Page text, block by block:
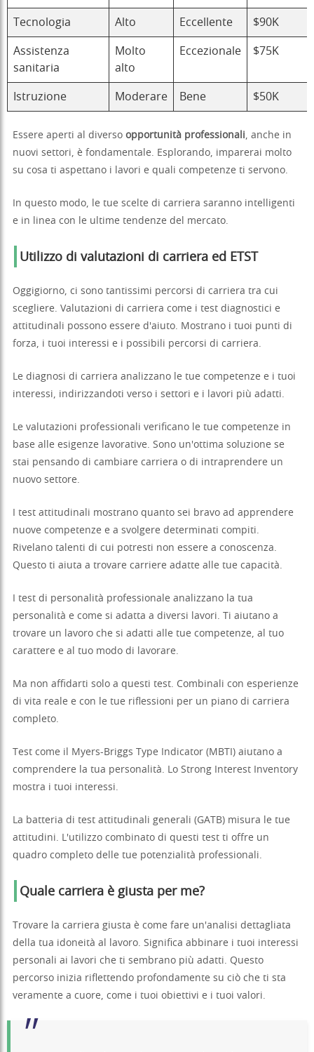
Tecnologia Alto Eccellente $90K
Assistenza
sanitaria
Molto
alto
Eccezionale $75K
Istruzione Moderare Bene $50K
Essere aperti al diverso opportunità professionali, anche in
nuovi settori, è fondamentale. Esplorando, imparerai molto
su cosa ti aspettano i lavori e quali competenze ti servono.
In questo modo, le tue scelte di carriera saranno intelligenti
e in linea con le ultime tendenze del mercato.
Utilizzo di valutazioni di carriera ed ETST
Oggigiorno, ci sono tantissimi percorsi di carriera tra cui
scegliere. Valutazioni di carriera come i test diagnostici e
attitudinali possono essere d'aiuto. Mostrano i tuoi punti di
forza, i tuoi interessi e i possibili percorsi di carriera.
Le diagnosi di carriera analizzano le tue competenze e i tuoi
interessi, indirizzandoti verso i settori e i lavori più adatti.
Le valutazioni professionali verificano le tue competenze in
base alle esigenze lavorative. Sono un'ottima soluzione se
stai pensando di cambiare carriera o di intraprendere un
nuovo settore.
I test attitudinali mostrano quanto sei bravo ad apprendere
nuove competenze e a svolgere determinati compiti.
Rivelano talenti di cui potresti non essere a conoscenza.
Questo ti aiuta a trovare carriere adatte alle tue capacità.
I test di personalità professionale analizzano la tua
personalità e come si adatta a diversi lavori. Ti aiutano a
trovare un lavoro che si adatti alle tue competenze, al tuo
carattere e al tuo modo di lavorare.
Ma non affidarti solo a questi test. Combinali con esperienze
di vita reale e con le tue riflessioni per un piano di carriera
completo.
Test come il Myers-Briggs Type Indicator (MBTI) aiutano a
comprendere la tua personalità. Lo Strong Interest Inventory
mostra i tuoi interessi.
La batteria di test attitudinali generali (GATB) misura le tue
attitudini. L'utilizzo combinato di questi test ti offre un
quadro completo delle tue potenzialità professionali.
Quale carriera è giusta per me?
Trovare la carriera giusta è come fare un'analisi dettagliata
della tua idoneità al lavoro. Significa abbinare i tuoi interessi
personali ai lavori che ti sembrano più adatti. Questo
percorso inizia riflettendo profondamente su ciò che ti sta
veramente a cuore, come i tuoi obiettivi e i tuoi valori.